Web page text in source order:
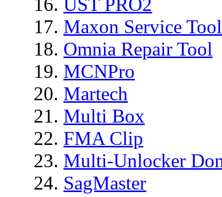
Maxon Service
Omnia Repair Tool
MCNPro
Martech
Multi Box
FMA Clip
Multi-Unlocker
SagMaster